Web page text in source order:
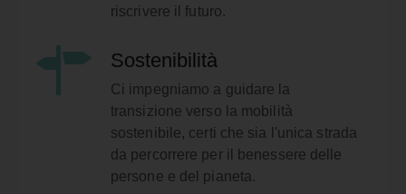
riscrivere il futuro.
Sostenibilità
Ci impegniamo a guidare la
transizione verso la mobilità
sostenibile, certi che sia l'unica strada
da percorrere per il benessere delle
persone e del pianeta.